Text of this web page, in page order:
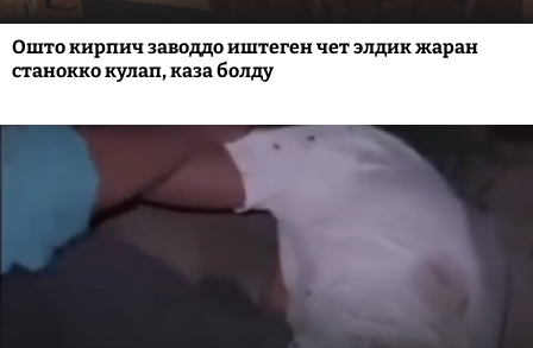
Ошто кирпич заводдо иштеген чет элдик жаран
станокко кулап, каза болду